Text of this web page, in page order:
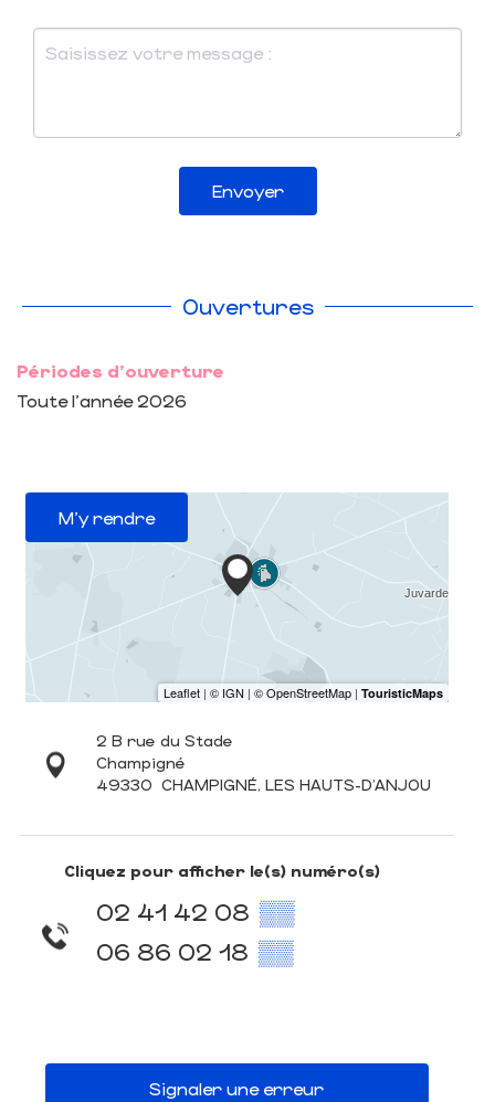
Envoyer
Ouvertures
Périodes d'ouverture
Toute l'année 2026
M'y rendre
2 B rue du Stade
Champigné
49330 CHAMPIGNÉ, LES HAUTS-D'ANJOU
Cliquez pour afficher le(s) numéro(s)
02 41 42 08 ▒▒
06 86 02 18 ▒▒
Signaler une erreur